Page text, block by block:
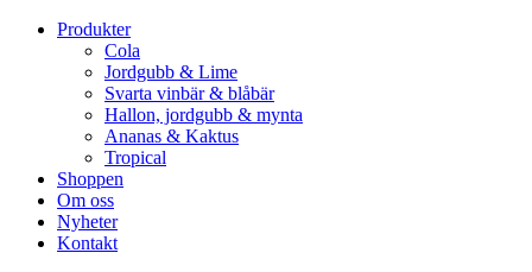
Produkter
Cola
Jordgubb & Lime
Svarta vinbär & blåbär
Hallon, jordgubb & mynta
Ananas & Kaktus
Tropical
Shoppen
Om oss
Nyheter
Kontakt